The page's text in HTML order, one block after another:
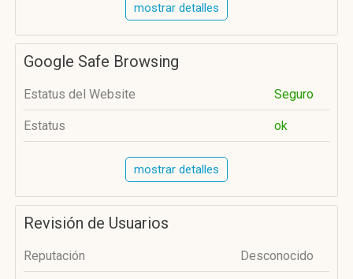
mostrar detalles
Google Safe Browsing
Estatus del Website Seguro
Estatus ok
mostrar detalles
Revisión de Usuarios
Reputación Desconocido